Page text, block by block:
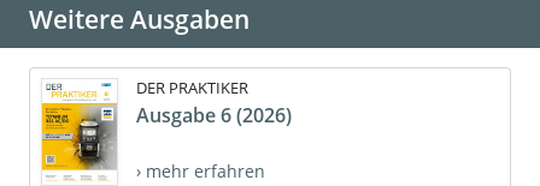
Weitere Ausgaben
DER PRAKTIKER
Ausgabe 6 (2026)
› mehr erfahren